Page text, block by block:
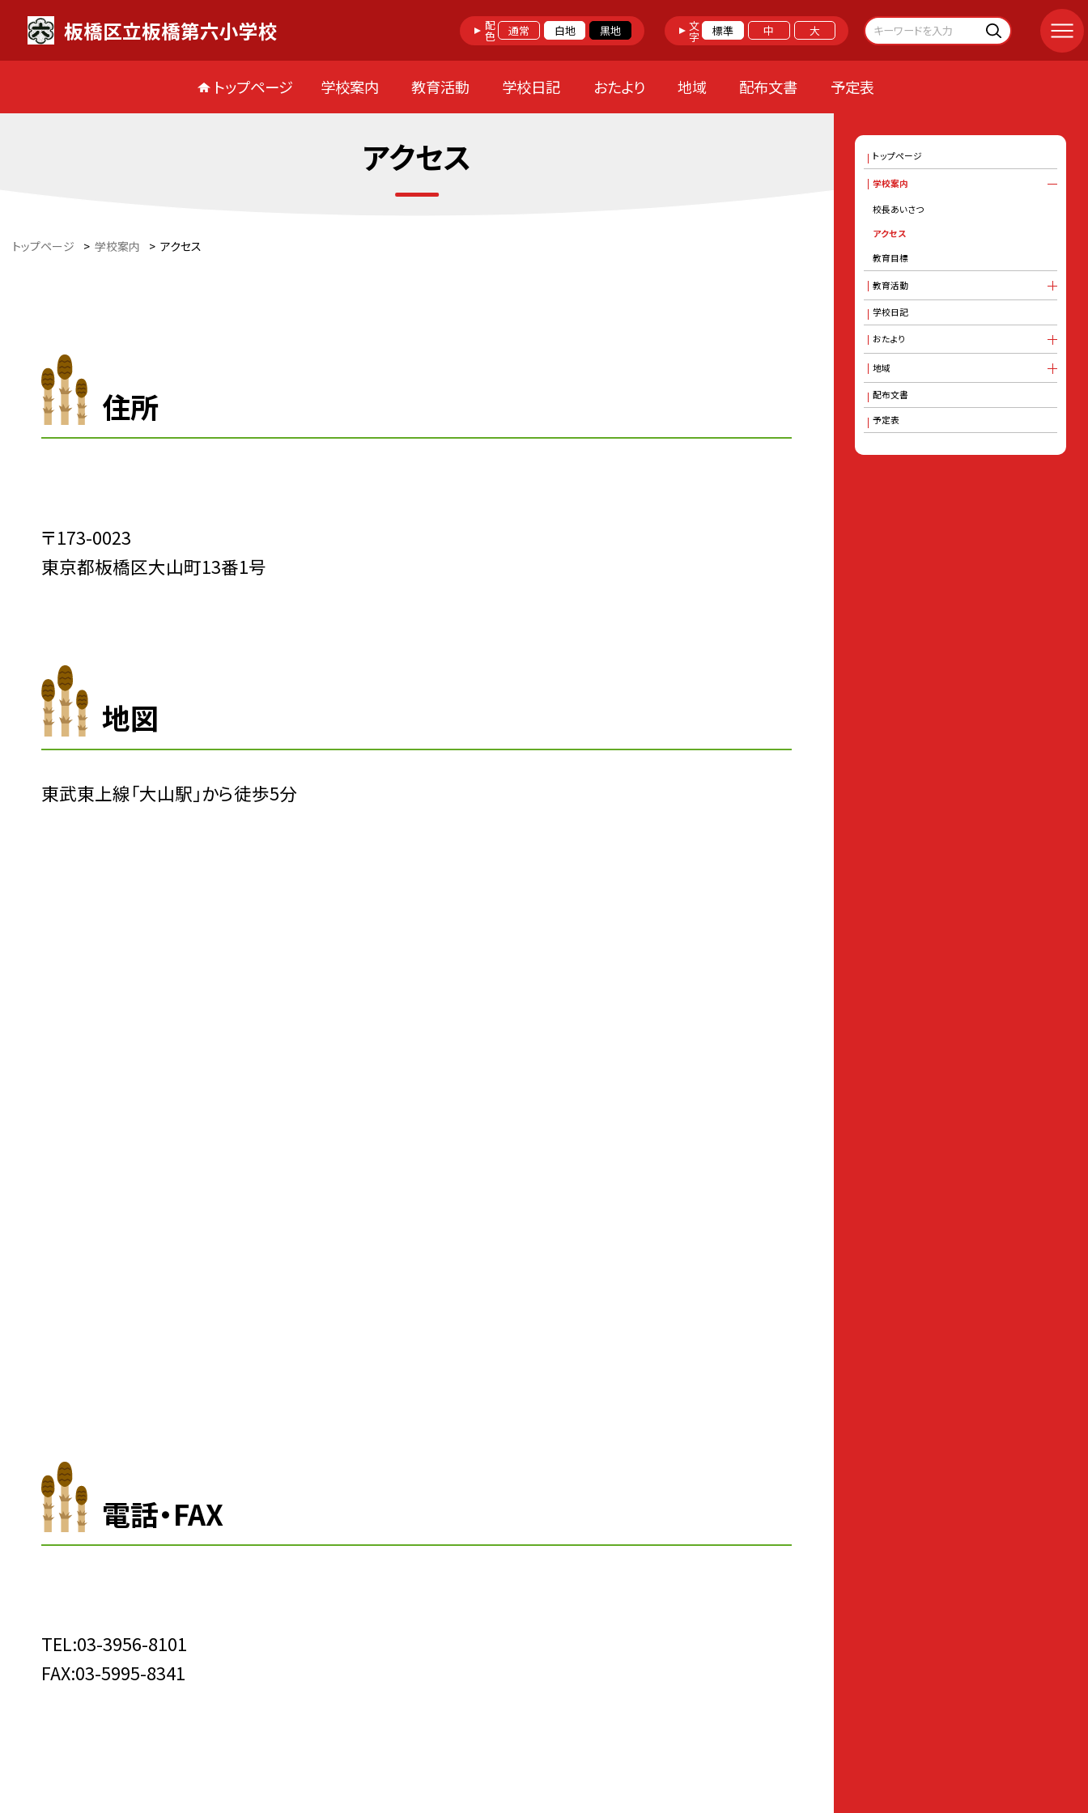
板橋区立板橋第六小学校 配色 通常 白地 黒地 文字 標準 中 大
トップページ 学校案内 教育活動 学校日記 おたより 地域 配布文書 予定表
アクセス
トップページ > 学校案内 > アクセス
住所
〒173-0023
東京都板橋区大山町13番1号
地図
東武東上線「大山駅」から徒歩5分
電話・FAX
TEL:03-3956-8101
FAX:03-5995-8341
トップページ
学校案内
校長あいさつ
アクセス
教育目標
教育活動
学校日記
おたより
地域
配布文書
予定表